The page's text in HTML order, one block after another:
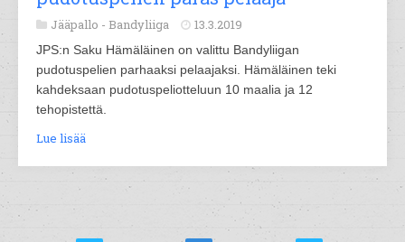
Jääpallo - Bandyliiga 13.3.2019
JPS:n Saku Hämäläinen on valittu Bandyliigan
pudotuspelien parhaaksi pelaajaksi. Hämäläinen teki
kahdeksaan pudotuspeliotteluun 10 maalia ja 12
tehopistettä.
Lue lisää